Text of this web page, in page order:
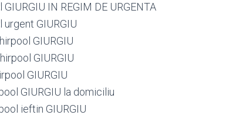
IN REGIM DE URGENTA
GIURGIU
GIURGIU
GIURGIU
GIURGIU
GIURGIU la domiciliu
ieftin GIURGIU